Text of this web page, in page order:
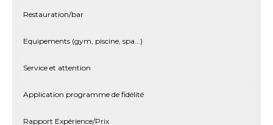
Restauration/bar
Equipements (gym, piscine, spa...)
Service et attention
Application programme de fidélité
Rapport Expérience/Prix